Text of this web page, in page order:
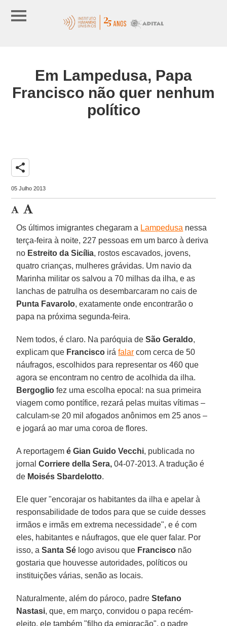
Em Lampedusa, Papa
Francisco não quer nenhum
político
share
05 Julho 2013
Os últimos imigrantes chegaram a Lampedusa nessa
terça-feira à noite, 227 pessoas em um barco à deriva
no Estreito da Sicília, rostos escavados, jovens,
quatro crianças, mulheres grávidas. Um navio da
Marinha militar os salvou a 70 milhas da ilha, e as
lanchas de patrulha os desembarcaram no cais de
Punta Favarolo, exatamente onde encontrarão o
papa na próxima segunda-feira.
Nem todos, é claro. Na paróquia deSão Geraldo,
explicam que Francisco iráfalar com cerca de 50
náufragos, escolhidos para representar os 460 que
agora se encontram no centro de acolhida da ilha.
Bergoglio fez uma escolha epocal: na sua primeira
viagem como pontífice, rezará pelas muitas vítimas –
calculam-se 20 mil afogados anônimos em 25 anos –
e jogará ao mar uma coroa de flores.
A reportagemé Gian Guido Vecchi, publicada no
jornalCorriere della Sera, 04-07-2013. A tradução é
de Moisés Sbardelotto.
Ele quer "encorajar os habitantes da ilha e apelar à
responsabilidade de todos para que se cuide desses
irmãos e irmãs em extrema necessidade", e é com
eles, habitantes e náufragos, que ele quer falar. Por
isso, aSanta Sé logo avisou que Francisco não
gostaria que houvesse autoridades, políticos ou
instituições várias, senão as locais.
Naturalmente, além do pároco, padreStefano
Nastasi, que, em março, convidou o papa recém-
eleito, ele também "filho da emigração", o padre